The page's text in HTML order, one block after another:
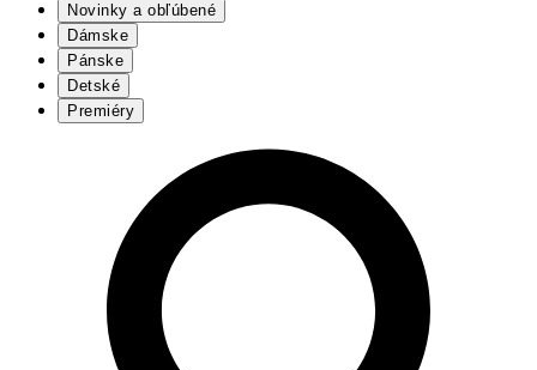
Novinky a obľúbené
Dámske
Pánske
Detské
Premiéry